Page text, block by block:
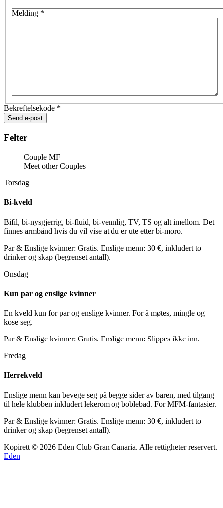
Melding *
Bekreftelsekode *
Send e-post
Felter
Couple MF
Meet other Couples
Torsdag
Bi-kveld
Bifil, bi-nysgjerrig, bi-fluid, bi-vennlig, TV, TS og alt imellom. Det
finnes armbånd hvis du vil vise at du er ute etter bi-moro.
Par & Enslige kvinner: Gratis. Enslige menn: 30 €, inkludert to
drinker og skap (begrenset antall).
Onsdag
Kun par og enslige kvinner
En kveld kun for par og enslige kvinner. For å møtes, mingle og
kose seg.
Par & Enslige kvinner: Gratis. Enslige menn: Slippes ikke inn.
Fredag
Herrekveld
Enslige menn kan bevege seg på begge sider av baren, med tilgang
til hele klubben inkludert lekerom og boblebad. For MFM-fantasier.
Par & Enslige kvinner: Gratis. Enslige menn: 30 €, inkludert to
drinker og skap (begrenset antall).
Kopirett © 2026 Eden Club Gran Canaria. Alle rettigheter reservert.
Eden